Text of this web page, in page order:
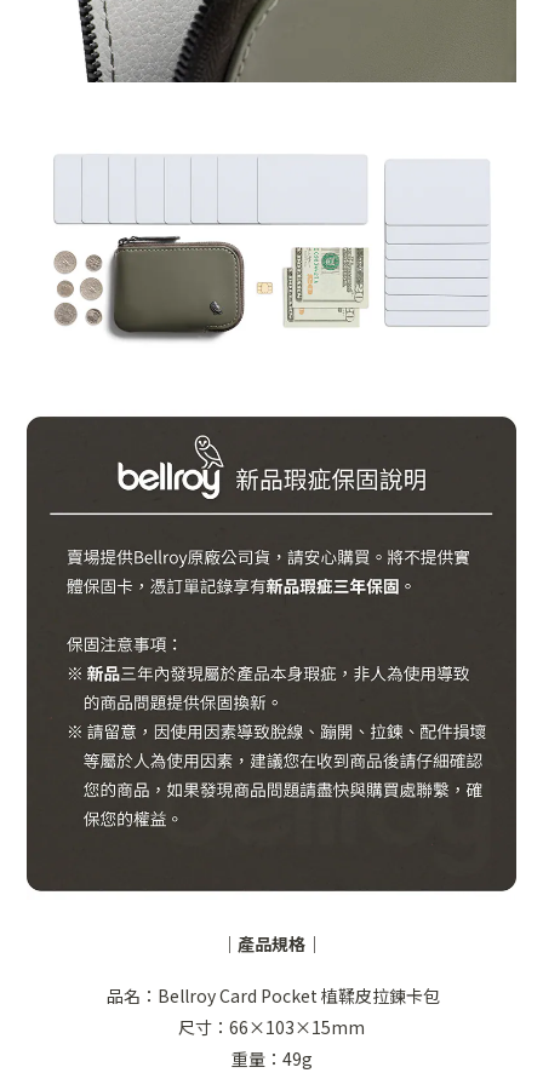
｜產品規格｜
品名：Bellroy Card Pocket 植鞣皮拉鍊卡包
尺寸：66×103×15mm
重量：49g